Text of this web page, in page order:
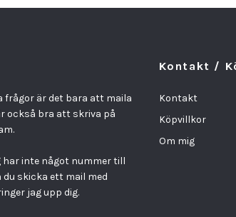
frågor är det bara att maila
också bra att skriva på
har inte något nummer till
du skicka ett mail med
jag upp dig.
Kontakt /
Kontakt
Köpvillkor
Om mig